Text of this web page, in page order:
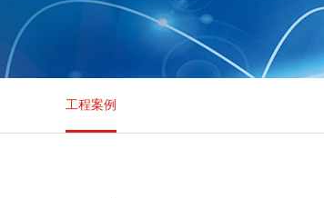
工程案例